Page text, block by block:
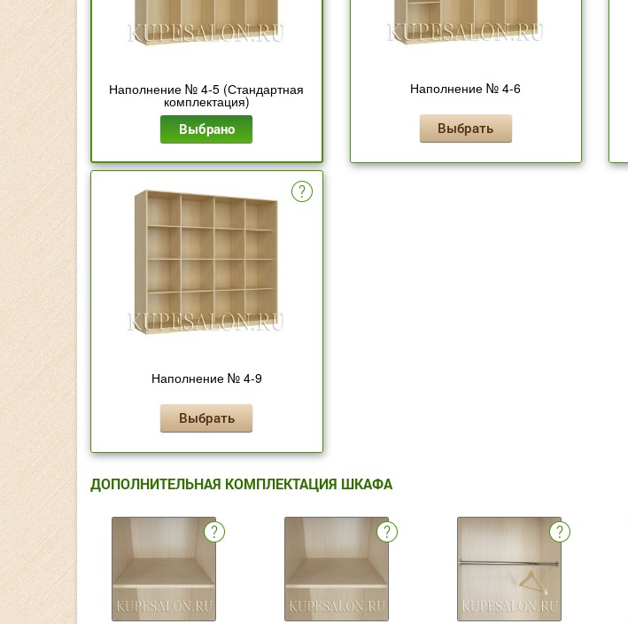
Наполнение № 4-5 (Стандартная
комплектация)
Выбрано
Наполнение № 4-6
Выбрать
Наполнение № 4-9
Выбрать
ДОПОЛНИТЕЛЬНАЯ КОМПЛЕКТАЦИЯ ШКАФА